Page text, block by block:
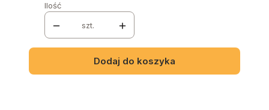
Ilość
szt.
Dodaj do koszyka